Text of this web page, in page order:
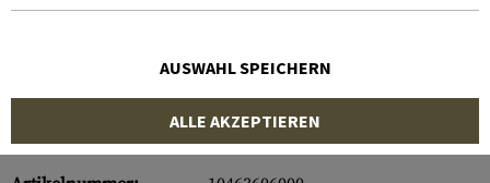
AUSWAHL SPEICHERN
ALLE AKZEPTIEREN